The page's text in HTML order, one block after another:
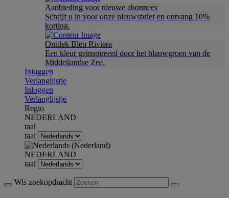
Aanbieding voor nieuwe abonnees
Schrijf u in voor onze nieuwsbrief en ontvang 10%
korting.
Ontdek Bleu Riviera
Een kleur geïnspireerd door het blauwgroen van de
Middellandse Zee.
Inloggen
Verlanglijstje
Inloggen
Verlanglijstje
Regio
NEDERLAND
taal
taal
NEDERLAND
taal
Wis zoekopdracht